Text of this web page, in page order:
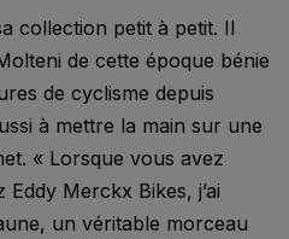
collection petit à petit. Il
de cette époque bénie
de cyclisme depuis
à mettre la main sur une
« Lorsque vous avez
Merckx Bikes, j’ai
un véritable morceau